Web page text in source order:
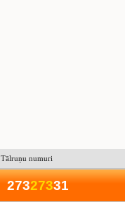
Tālruņu numuri
27327331